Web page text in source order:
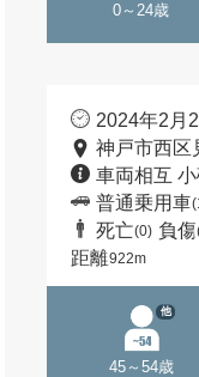
0～24歳
2024年2月
神戸市西区
車両相互
普通乗用車
死亡(0) 負傷
距離922m
45～54歳
他